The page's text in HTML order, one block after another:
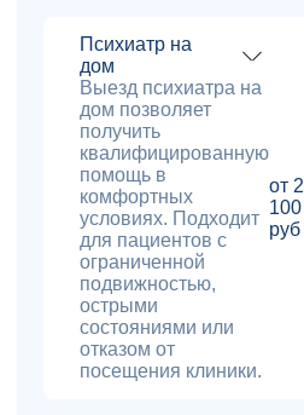
Психиатр на
дом
Выезд психиатра на
дом позволяет
получить
квалифицированную
помощь в
комфортных
условиях. Подходит
для пациентов с
ограниченной
подвижностью,
острыми
состояниями или
отказом от
посещения клиники.
от 2
100
руб